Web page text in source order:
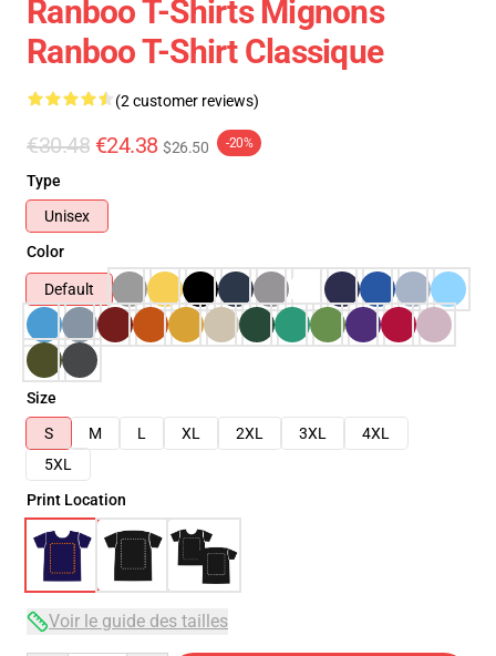
Ranboo T-Shirts Mignons
Ranboo T-Shirt Classique
(2 customer reviews)
€30.48 €24.38 $26.50 -20%
Type
Unisex
Color
Default
Size
S
M L XL 2XL 3XL
4XL
5XL
Print Location
Voir le guide des tailles